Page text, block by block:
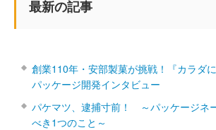
最新の記事
創業110年・安部製菓が挑戦！『カラダ
パッケージ開発インタビュー
パケマツ、逮捕寸前！ ～パッケージネ
べき1つのこと～